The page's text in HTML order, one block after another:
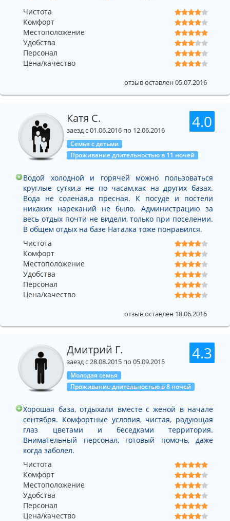
Чистота
Комфорт
Местоположение
Удобства
Персонал
Цена/качество
отзыв оставлен 05.07.2016
4.0
Катя С.
заезд с 01.06.2016 по 12.06.2016
Семья с детьми
Проживание длительностью в 11 ночей
Водой холодной и горячей можно пользоваться
круглые сутки,а не по часам,как на других базах.
Вода не соленая,а пресная. К посуде и постели
никаких нареканий не было. Администрацию за
весь отдых почти не видели, только при поселении.
В общем отдых на базе Наталка тоже понравился.
Чистота
Комфорт
Местоположение
Удобства
Персонал
Цена/качество
отзыв оставлен 18.06.2016
4.3
Дмитрий Г.
заезд с 28.08.2015 по 05.09.2015
Молодая семья
Проживание длительностью в 8 ночей
Хорошая база, отдыхали вместе с женой в начале
сентября. Комфортные условия, чистая, радующая
глаз цветами и беседками территория.
Внимательный персонал, готовый помочь, даже
когда заболел.
Чистота
Комфорт
Местоположение
Удобства
Персонал
Цена/качество